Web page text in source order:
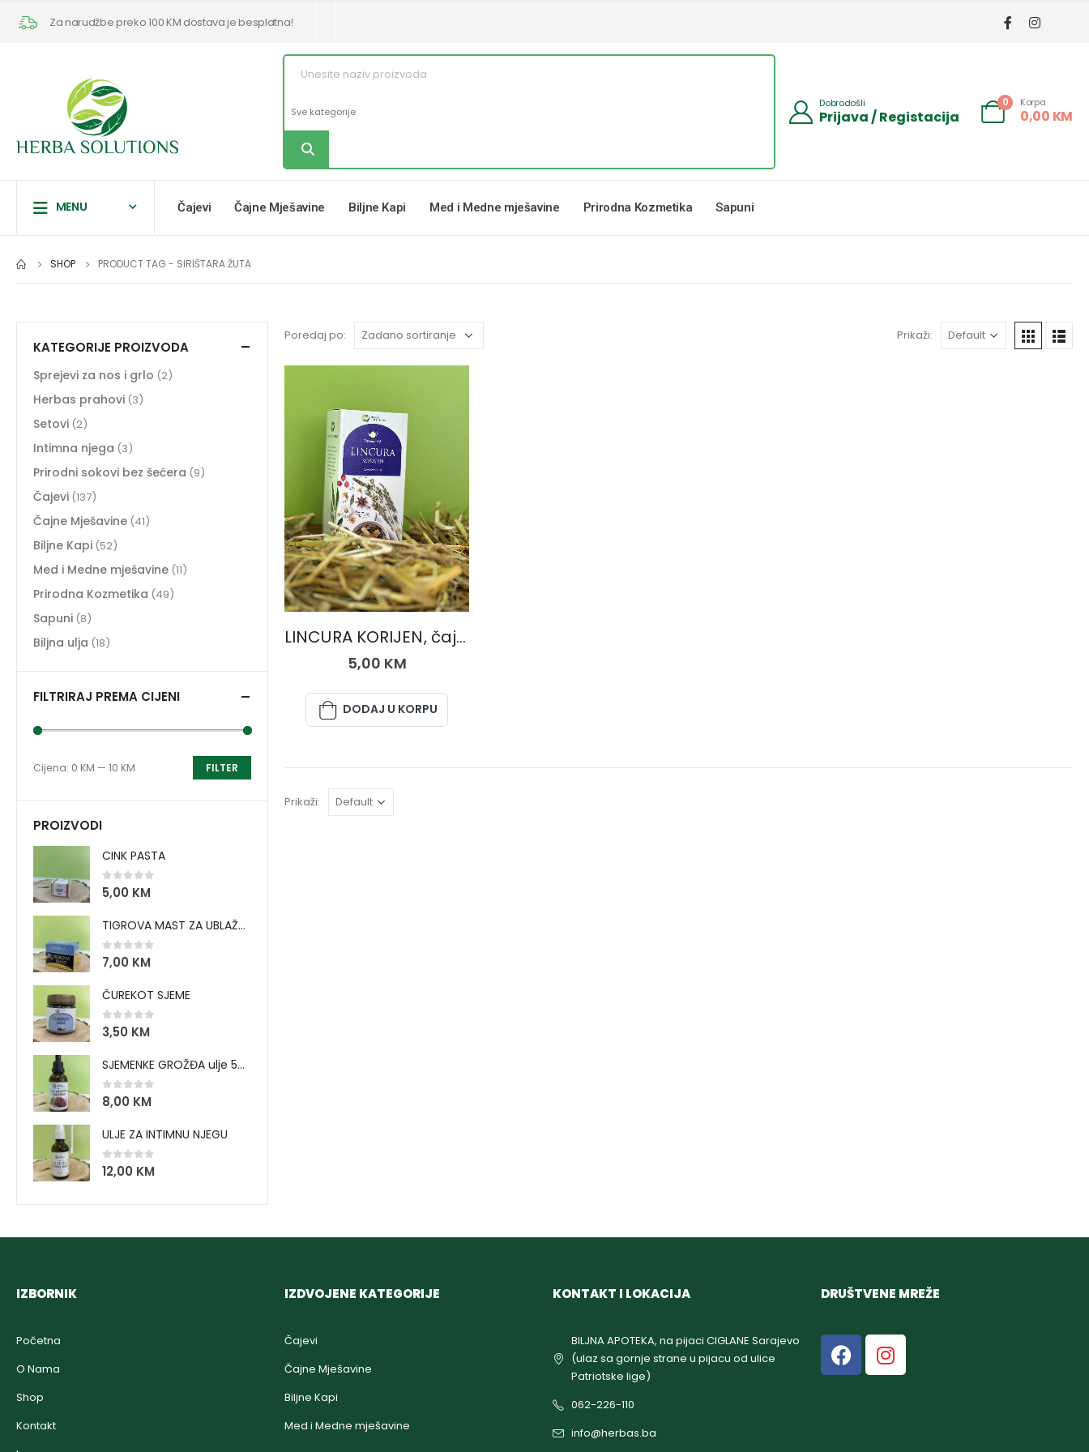
Za narudžbe preko 100 KM dostava je besplatna!
Dobrodošli
Prijava / Registacija
0 Korpa
0,00 KM
MENU Čajevi Čajne Mješavine Biljne Kapi Med i Medne mješavine Prirodna Kozmetika Sapuni
SHOP PRODUCT TAG - SIRIŠTARA ŽUTA
Poredaj po: Prikaži:
ČAJEVI
LINCURA KORIJEN, čaj 50 gr.
5,00 KM
DODAJ U KORPU
Prikaži:
KATEGORIJE PROIZVODA
Sprejevi za nos i grlo (2)
Herbas prahovi (3)
Setovi (2)
Intimna njega (3)
Prirodni sokovi bez šećera (9)
Čajevi (137)
Čajne Mješavine (41)
Biljne Kapi (52)
Med i Medne mješavine (11)
Prirodna Kozmetika (49)
Sapuni (8)
Biljna ulja (18)
FILTRIRAJ PREMA CIJENI
FILTER
Cijena: 0 KM — 10 KM
PROIZVODI
CINK PASTA
0 out of 5
5,00 KM
TIGROVA MAST ZA UBLAŽAVANJE BOLOVA I ZAGRIJAVANJE MIŠIĆA
0 out of 5
7,00 KM
ČUREKOT SJEME
0 out of 5
3,50 KM
SJEMENKE GROŽĐA ulje 50 ml
0 out of 5
8,00 KM
ULJE ZA INTIMNU NJEGU
0out of 5
12,00 KM
IZBORNIK
Početna
O Nama
Shop
Kontakt
IZDVOJENE KATEGORIJE
Čajevi
Čajne Mješavine
Biljne Kapi
Med i Medne mješavine
KONTAKT I LOKACIJA
BILJNA APOTEKA, na pijaci CIGLANE Sarajevo
(ulaz sa gornje strane u pijacu od ulice
Patriotske lige)
062-226-110
info@herbas.ba
DRUŠTVENE MREŽE